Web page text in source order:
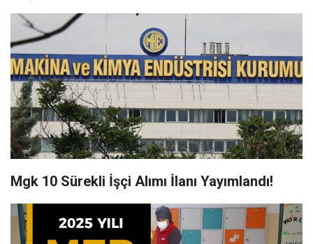
Mgk 10 Sürekli İşçi Alımı İlanı Yayımlandı!